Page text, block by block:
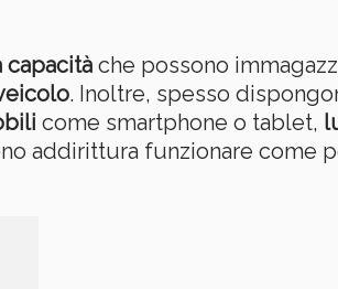
capacità che possono
. Inoltre, spesso
come smartphone o tablet,
addirittura funzionare come